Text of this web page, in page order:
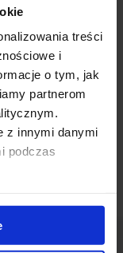
treści
i
o tym, jak
partnerom
z innymi danymi
podczas
dostarczy na rynek
130 miejsc
podziemnych.